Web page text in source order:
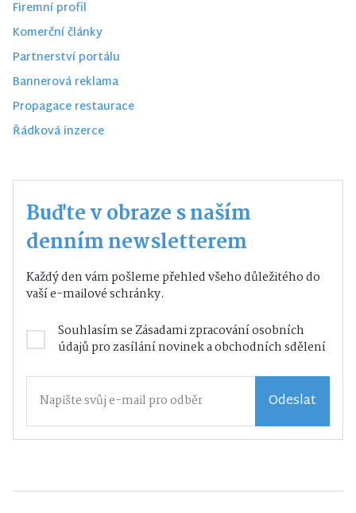
Firemní profil
Komerční články
Partnerství portálu
Bannerová reklama
Propagace restaurace
Řádková inzerce
Buďte v obraze s naším
denním newsletterem
Každý den vám pošleme přehled všeho důležitého do
vaší e-mailové schránky.
Souhlasím seZásadami zpracování osobních
údajůpro zasílání novinek a obchodních sdělení
Odeslat